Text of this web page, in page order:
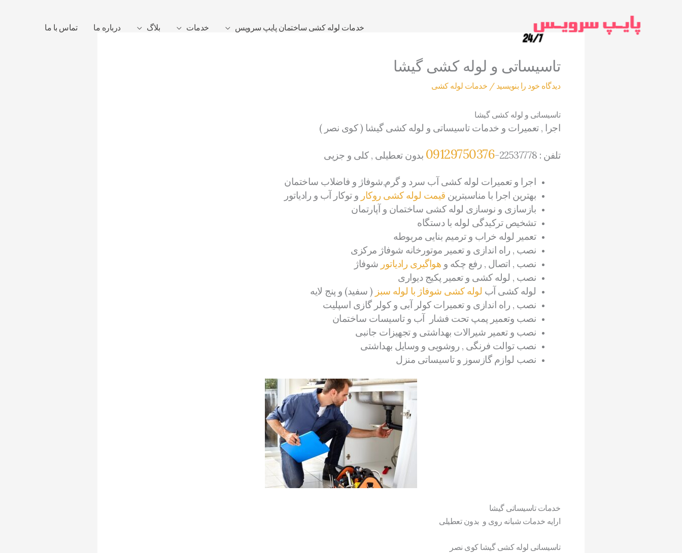
خدمات لوله کشی ساختمان پایپ سرویس خدمات بلاگ درباره ما تماس با ما
تاسیساتی و لوله کشی گیشا
دیدگاه‌ خود را بنویسید / خدمات لوله کشی
تاسیساتی و لوله کشی گیشا
اجرا , تعمیرات و خدمات تاسیساتی و لوله کشی گیشا ( کوی نصر )
تلفن : 22537778- 09129750376 بدون تعطیلی , کلی و جزیی
اجرا و تعمیرات لوله کشی آب سرد و گرم,شوفاژ و فاضلاب ساختمان
بهترین اجرا با مناسبترین قیمت لوله کشی روکار و توکار آب و رادیاتور
بازسازی و نوسازی لوله کشی ساختمان و آپارتمان
تشخیص ترکیدگی لوله با دستگاه
تعمیر لوله خراب و ترمیم بنایی مربوطه
نصب , راه اندازی و تعمیر موتورخانه شوفاژ مرکزی
نصب , اتصال , رفع چکه و هواگیری رادیاتور شوفاژ
نصب , لوله کشی و تعمیر پکیج دیواری
لوله کشی آب لوله کشی شوفاژ با لوله سبز ( سفید) و پنج لایه
نصب , راه اندازی و تعمیرات کولر آبی و کولر گازی اسپلیت
نصب وتعمیر پمپ تحت فشار آب و تاسیسات ساختمان
نصب و تعمیر شیرالات بهداشتی و تجهیزات جانبی
نصب توالت فرنگی , روشویی و وسایل بهداشتی
نصب لوازم گازسوز و تاسیساتی منزل
خدمات تاسیساتی گیشا
ارایه خدمات شبانه روی و بدون تعطیلی
تاسیساتی لوله کشی گیشا کوی نصر